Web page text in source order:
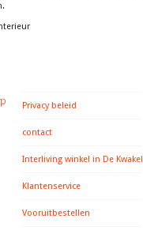
Privacy beleid
contact
Interliving winkel in De Kwakel
Klantenservice
Vooruitbestellen